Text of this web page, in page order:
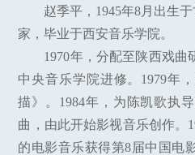
赵季平，1945年8月出生
家，毕业于西安音乐学院。
1970年，分配至陕西戏曲
中央音乐学院进修。1979年
描》。1984年，为陈凯歌执
曲，由此开始影视音乐创作。
的电影音乐获得第8届中国电